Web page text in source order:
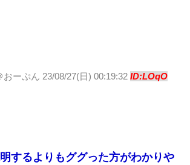
おーぷん 23/08/27(日) 00:19:32 ID:LOqO
するよりもググった方がわかりや